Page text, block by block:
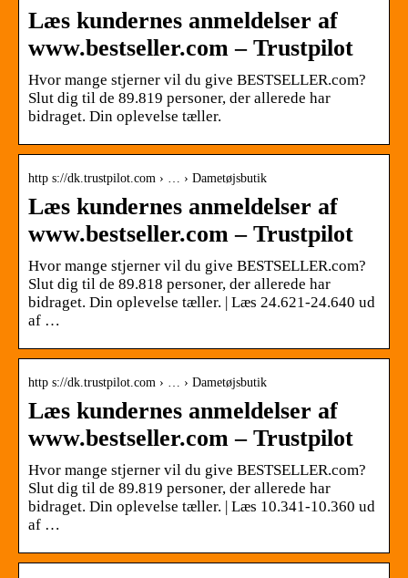
Læs kundernes anmeldelser af
www.bestseller.com – Trustpilot
Hvor mange stjerner vil du give BESTSELLER.com?
Slut dig til de 89.819 personer, der allerede har
bidraget. Din oplevelse tæller.
http s://dk.trustpilot.com › … › Dametøjsbutik
Læs kundernes anmeldelser af
www.bestseller.com – Trustpilot
Hvor mange stjerner vil du give BESTSELLER.com?
Slut dig til de 89.818 personer, der allerede har
bidraget. Din oplevelse tæller. | Læs 24.621-24.640 ud
af …
http s://dk.trustpilot.com › … › Dametøjsbutik
Læs kundernes anmeldelser af
www.bestseller.com – Trustpilot
Hvor mange stjerner vil du give BESTSELLER.com?
Slut dig til de 89.819 personer, der allerede har
bidraget. Din oplevelse tæller. | Læs 10.341-10.360 ud
af …